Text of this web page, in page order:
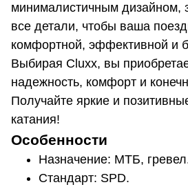
минималистичным дизайном,
все детали, чтобы ваша
комфортной, эффективной и
Выбирая Сluxx, вы
надежность, комфорт и
Получайте яркие и
катания!
Особенности
Назначение: МТБ,
Стандарт: SPD.